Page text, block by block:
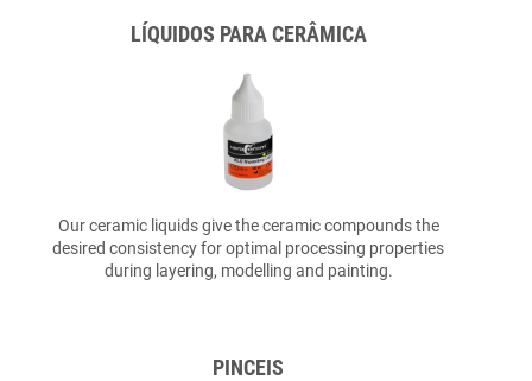
LÍQUIDOS PARA CERÂMICA
Our ceramic liquids give the ceramic compounds the
desired consistency for optimal processing properties
during layering, modelling and painting.
PINCEIS